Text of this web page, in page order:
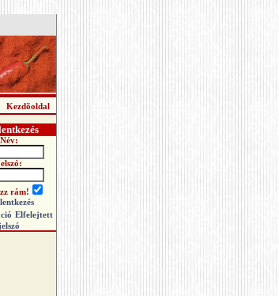
Kezdõoldal
Név:
rám!
Elfelejtett